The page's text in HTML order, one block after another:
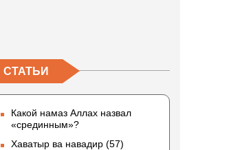
СТАТЬИ
Какой намаз Аллах назвал
«срединным»?
Хаватыр ва навадир (57)